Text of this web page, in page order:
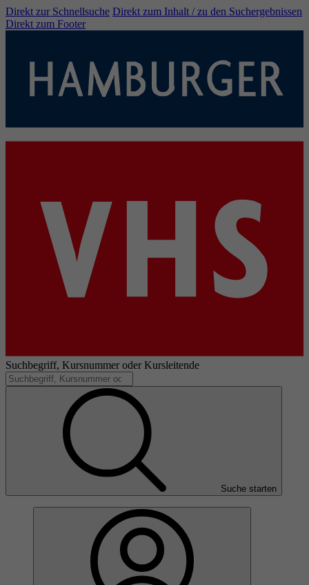
Direkt zur Schnellsuche Direkt zum Inhalt / zu den Suchergebnissen
Direkt zum Footer
Suchbegriff, Kursnummer oder Kursleitende
Suche starten